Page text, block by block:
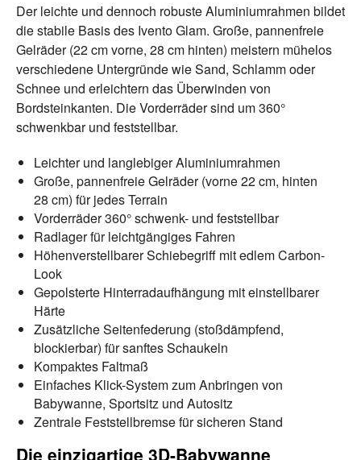
Der leichte und dennoch robuste Aluminiumrahmen bildet
die stabile Basis des Ivento Glam. Große, pannenfreie
Gelräder (22 cm vorne, 28 cm hinten) meistern mühelos
verschiedene Untergründe wie Sand, Schlamm oder
Schnee und erleichtern das Überwinden von
Bordsteinkanten. Die Vorderräder sind um 360°
schwenkbar und feststellbar.
Leichter und langlebiger Aluminiumrahmen
Große, pannenfreie Gelräder (vorne 22 cm, hinten
28 cm) für jedes Terrain
Vorderräder 360° schwenk- und feststellbar
Radlager für leichtgängiges Fahren
Höhenverstellbarer Schiebegriff mit edlem Carbon-
Look
Gepolsterte Hinterradaufhängung mit einstellbarer
Härte
Zusätzliche Seitenfederung (stoßdämpfend,
blockierbar) für sanftes Schaukeln
Kompaktes Faltmaß
Einfaches Klick-System zum Anbringen von
Babywanne, Sportsitz und Autositz
Zentrale Feststellbremse für sicheren Stand
Die einzigartige 3D-Babywanne